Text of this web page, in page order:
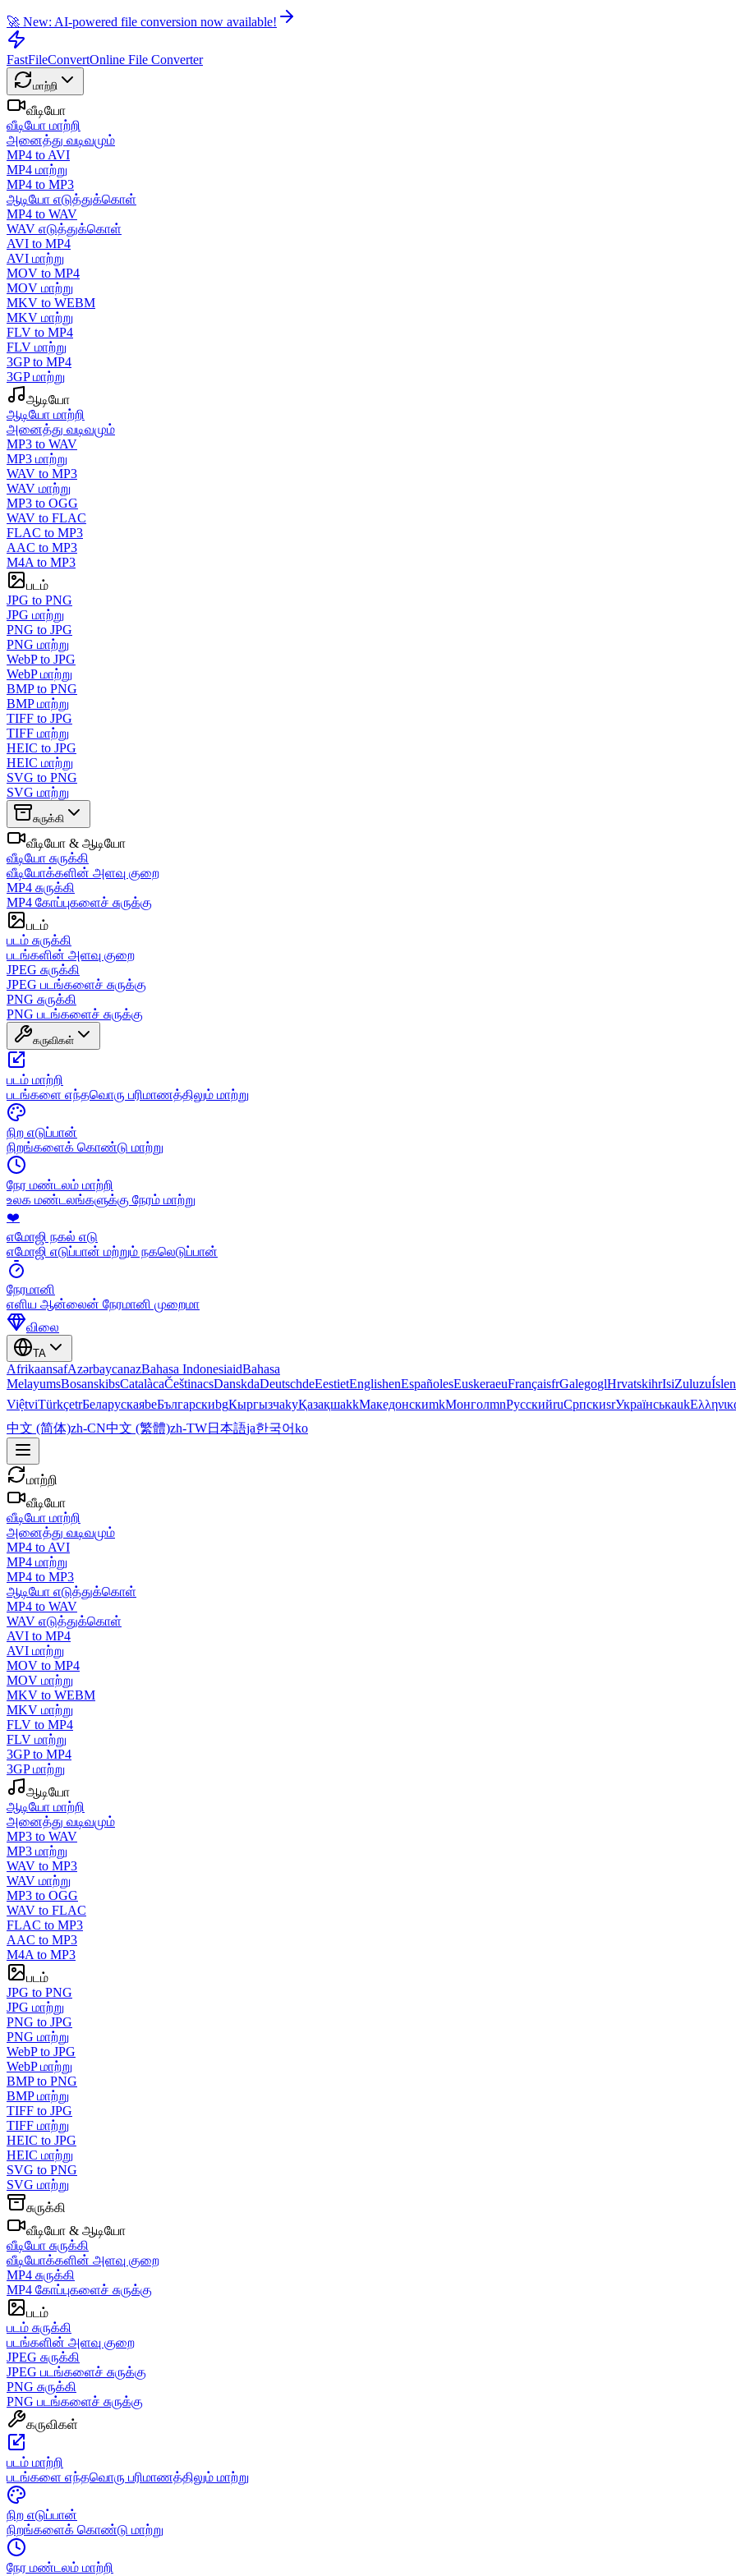
🚀 New: AI-powered file conversion now available!
FastFileConvertOnline File Converter
மாற்றி
வீடியோ
வீடியோ மாற்றி
அனைத்து வடிவமும்
MP4 to AVI
MP4 மாற்று
MP4 to MP3
ஆடியோ எடுத்துக்கொள்
MP4 to WAV
WAV எடுத்துக்கொள்
AVI to MP4
AVI மாற்று
MOV to MP4
MOV மாற்று
MKV to WEBM
MKV மாற்று
FLV to MP4
FLV மாற்று
3GP to MP4
3GP மாற்று
ஆடியோ
ஆடியோ மாற்றி
அனைத்து வடிவமும்
MP3 to WAV
MP3 மாற்று
WAV to MP3
WAV மாற்று
MP3 to OGG
WAV to FLAC
FLAC to MP3
AAC to MP3
M4A to MP3
படம்
JPG to PNG
JPG மாற்று
PNG to JPG
PNG மாற்று
WebP to JPG
WebP மாற்று
BMP to PNG
BMP மாற்று
TIFF to JPG
TIFF மாற்று
HEIC to JPG
HEIC மாற்று
SVG to PNG
SVG மாற்று
சுருக்கி
வீடியோ & ஆடியோ
வீடியோ சுருக்கி
வீடியோக்களின் அளவு குறை
MP4 சுருக்கி
MP4 கோப்புகளைச் சுருக்கு
படம்
படம் சுருக்கி
படங்களின் அளவு குறை
JPEG சுருக்கி
JPEG படங்களைச் சுருக்கு
PNG சுருக்கி
PNG படங்களைச் சுருக்கு
கருவிகள்
படம் மாற்றி
படங்களை எந்தவொரு பரிமாணத்திலும் மாற்று
நிற எடுப்பான்
நிறங்களைக் கொண்டு மாற்று
நேர மண்டலம் மாற்றி
உலக மண்டலங்களுக்கு நேரம் மாற்று
❤️
எமோஜி நகல் எடு
எமோஜி எடுப்பான் மற்றும் நகலெடுப்பான்
நேரமானி
எளிய ஆன்லைன் நேரமானி முறைமா
விலை
TA
AfrikaansafAzərbaycanazBahasa IndonesiaidBahasa
MelayumsBosanskibsCatalàcaČeštinacsDanskdaDeutschdeEestietEnglishenEspañolesEuskeraeuFrançaisfrGalegoglHrvatskihrIsiZuluzu
ViệtviTürkçetrБеларускаяbeБългарскиbgКыргызчаkyҚазақшаkkМакедонскиmkМонголmnРусскийruСрпскиsrУкраїнськаuk
中文 (简体)zh-CN中文 (繁體)zh-TW日本語ja한국어ko
மாற்றி
வீடியோ
வீடியோ மாற்றி
அனைத்து வடிவமும்
MP4 to AVI
MP4 மாற்று
MP4 to MP3
ஆடியோ எடுத்துக்கொள்
MP4 to WAV
WAV எடுத்துக்கொள்
AVI to MP4
AVI மாற்று
MOV to MP4
MOV மாற்று
MKV to WEBM
MKV மாற்று
FLV to MP4
FLV மாற்று
3GP to MP4
3GP மாற்று
ஆடியோ
ஆடியோ மாற்றி
அனைத்து வடிவமும்
MP3 to WAV
MP3 மாற்று
WAV to MP3
WAV மாற்று
MP3 to OGG
WAV to FLAC
FLAC to MP3
AAC to MP3
M4A to MP3
படம்
JPG to PNG
JPG மாற்று
PNG to JPG
PNG மாற்று
WebP to JPG
WebP மாற்று
BMP to PNG
BMP மாற்று
TIFF to JPG
TIFF மாற்று
HEIC to JPG
HEIC மாற்று
SVG to PNG
SVG மாற்று
சுருக்கி
வீடியோ & ஆடியோ
வீடியோ சுருக்கி
வீடியோக்களின் அளவு குறை
MP4 சுருக்கி
MP4 கோப்புகளைச் சுருக்கு
படம்
படம் சுருக்கி
படங்களின் அளவு குறை
JPEG சுருக்கி
JPEG படங்களைச் சுருக்கு
PNG சுருக்கி
PNG படங்களைச் சுருக்கு
கருவிகள்
படம் மாற்றி
படங்களை எந்தவொரு பரிமாணத்திலும் மாற்று
நிற எடுப்பான்
நிறங்களைக் கொண்டு மாற்று
நேர மண்டலம் மாற்றி